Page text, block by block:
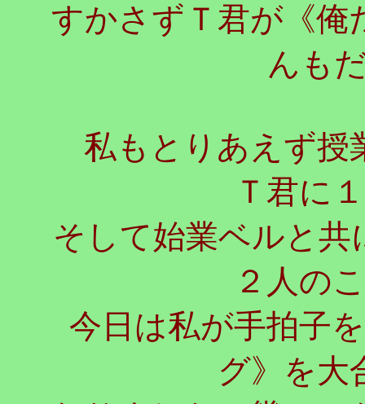
すかさずＴ君が《俺
んも
私もとりあえず授
Ｔ君に
そして始業ベルと
２人の
今日は私が手拍子
グ》を大